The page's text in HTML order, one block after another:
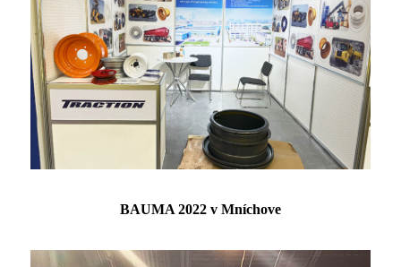
BAUMA 2022 v Mníchove